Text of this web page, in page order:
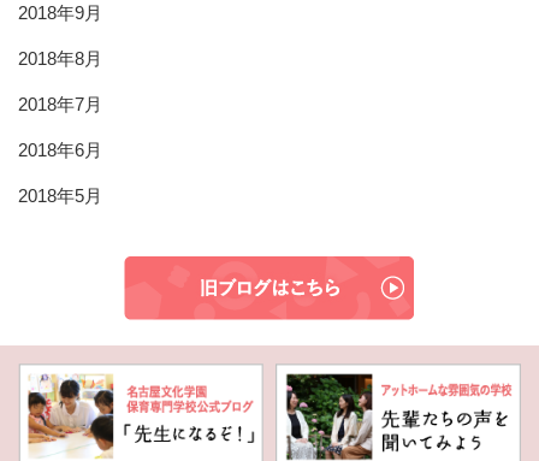
2018年9月
2018年8月
2018年7月
2018年6月
2018年5月